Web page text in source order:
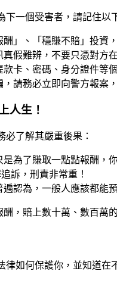
一個受害者，請記住以
酬」、「穩賺不賠」投資
真假難辨，不要只憑對方
款卡、密碼、身分證件等
請務必立即向警方報案
人生！
了解其嚴重後果：
是為了賺取一點點報酬，
訴，刑責非常重！
遍認為，一般人應該都能
，賠上數十萬、數百萬
如何保護你，並知道